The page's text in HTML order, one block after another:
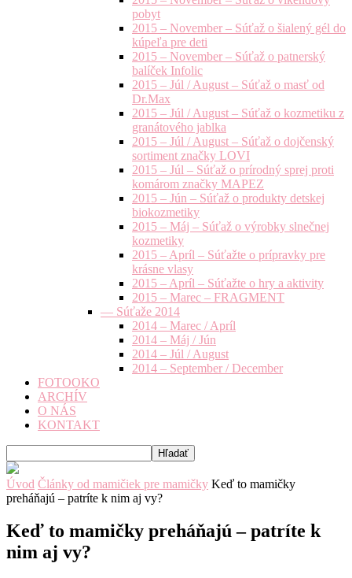
pobyt
2015 – November – Súťaž o šialený gél do
kúpeľa pre deti
2015 – November – Súťaž o patnerský
balíček Infolic
2015 – Júl / August – Súťaž o masť od
Dr.Max
2015 – Júl / August – Súťaž o kozmetiku z
granátového jablka
2015 – Júl / August – Súťaž o dojčenský
sortiment značky LOVI
2015 – Júl – Súťaž o prírodný sprej proti
komárom značky MAPEZ
2015 – Jún – Súťaž o produkty detskej
biokozmetiky
2015 – Máj – Súťaž o výrobky slnečnej
kozmetiky
2015 – Apríl – Súťažte o prípravky pre
krásne vlasy
2015 – Apríl – Súťažte o hry a aktivity
2015 – Marec – FRAGMENT
— Súťaže 2014
2014 – Marec / Apríl
2014 – Máj / Jún
2014 – Júl / August
2014 – September / December
FOTOOKO
ARCHÍV
O NÁS
KONTAKT
Úvod Články od mamičiek pre mamičky Keď to mamičky
preháňajú – patríte k nim aj vy?
Keď to mamičky preháňajú – patríte k
nim aj vy?